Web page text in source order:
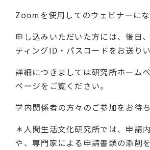
Zoomを使用してのウェビナーにな
申し込みいただいた方には、後日
ティングID ・パスコードをお送り
詳細につきましては研究所ホーム
ページをご覧ください。
学内関係者の方々のご参加をお待ち
＊人間生活文化研究所では、申請
や、専門家による申請書類の添削